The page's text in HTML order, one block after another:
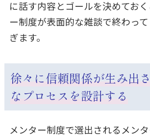
に話す内容とゴールを決めてお
ー制度が表面的な雑談で終わっ
ぎます。
徐々に信頼関係が生み出
なプロセスを設計する
メンター制度で選出されるメン